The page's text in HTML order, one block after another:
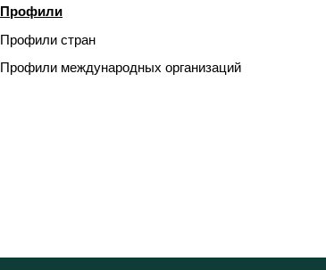
Профили
Профили стран
Профили международных организаций